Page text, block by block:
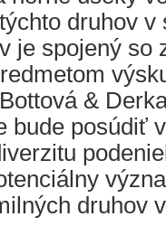
druhov
je spojený so
&
bude posúdiť
druhov